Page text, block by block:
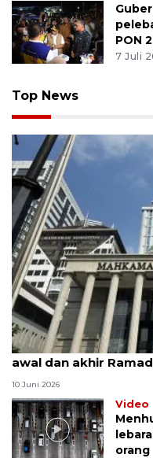
PON
7 Juli
Top News
MK uji materi UU
awal dan akhir
10 Juni 2026
Video
orang